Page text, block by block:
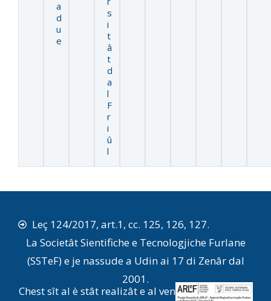
a
d
u
e
s
i
t
â
t
d
a
l
F
r
i
û
l
Leç 124/2017, art.1, cc. 125, 126, 127.
La Societât Sientifiche e Tecnologjiche Furlane
(SSTeF) e je nassude a Udin ai 17 di Zenâr dal
2001.
Chest sît al è stât realizât e al ven